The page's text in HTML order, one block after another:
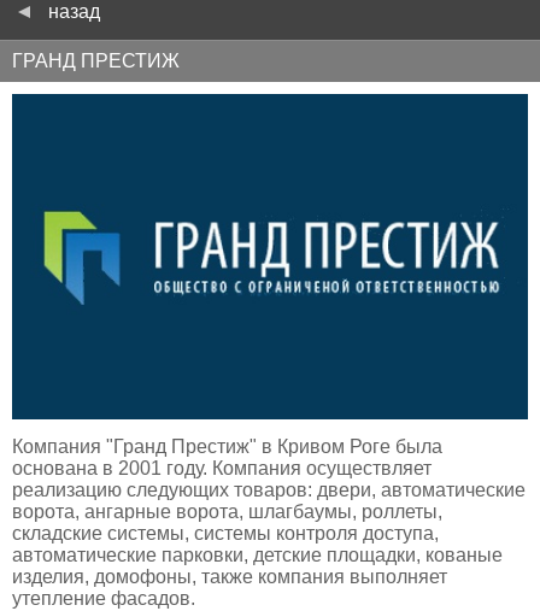
назад
ГРАНД ПРЕСТИЖ
Компания "Гранд Престиж" в Кривом Роге была
основана в 2001 году. Компания осуществляет
реализацию следующих товаров: двери, автоматические
ворота, ангарные ворота, шлагбаумы, роллеты,
складские системы, системы контроля доступа,
автоматические парковки, детские площадки, кованые
изделия, домофоны, также компания выполняет
утепление фасадов.